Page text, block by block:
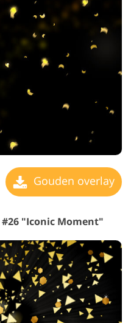
Gouden overlay
"Iconic Moment"